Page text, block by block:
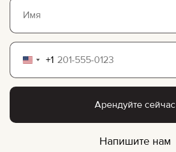
United
States
+1
Арендуйте сейчас
Напишите нам